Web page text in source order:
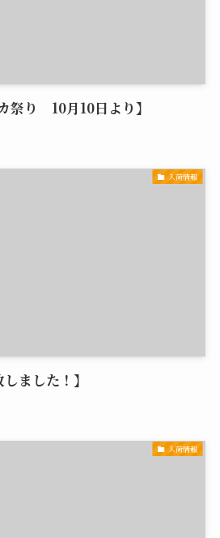
祭り 10月10日より】
入荷情報
ました！】
入荷情報